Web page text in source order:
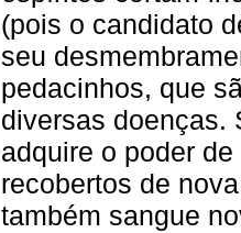
(pois o candidato
seu
pedacinhos, que
diversas doenças.
adquire o poder
recobertos de
também sangue